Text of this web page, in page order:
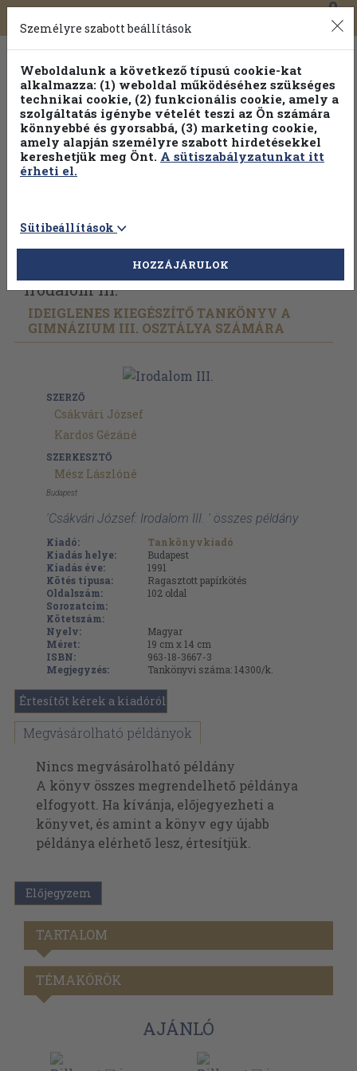
Toggle
navigation
0
Vissza az előző oldalra Válasszon példányt
Irodalom III.
IDEIGLENES KIEGÉSZÍTŐ TANKÖNYV A
GIMNÁZIUM III. OSZTÁLYA SZÁMÁRA
SZERZŐ
Csákvári József
Kardos Gézáné
SZERKESZTŐ
Mész Lászlóné
Budapest
'Csákvári József: Irodalom III. ' összes példány
Kiadó:
Tankönyvkiadó
Kiadás helye:
Budapest
Kiadás éve:
1991
Kötés típusa:
Ragasztott papírkötés
Oldalszám:
102 oldal
Sorozatcím:
Kötetszám:
Nyelv:
Magyar
Méret:
19 cm x 14 cm
ISBN:
963-18-3667-3
Megjegyzés:
Tankönyvi száma: 14300/k.
Értesítőt kérek a kiadóról
Megvásárolható példányok
Nincs megvásárolható példány
A könyv összes megrendelhető példánya
elfogyott. Ha kívánja, előjegyezheti a
könyvet, és amint a könyv egy újabb
példánya elérhető lesz, értesítjük.
Előjegyzem
TARTALOM
TÉMAKÖRÖK
AJÁNLÓ
Személyre szabott beállítások
Weboldalunk a következő típusú cookie-kat
alkalmazza: (1) weboldal működéséhez szükséges
technikai cookie, (2) funkcionális cookie, amely a
szolgáltatás igénybe vételét teszi az Ön számára
könnyebbé és gyorsabbá, (3) marketing cookie,
amely alapján személyre szabott hirdetésekkel
kereshetjük meg Önt. A sütiszabályzatunkat itt
érheti el.
Sütibeállítások
HOZZÁJÁRULOK